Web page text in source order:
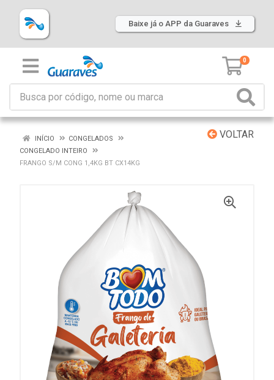
Baixe já o APP da Guaraves
0
VOLTAR
INÍCIO
CONGELADOS
CONGELADO INTEIRO
FRANGO S/M CONG 1,4KG BT CX14KG